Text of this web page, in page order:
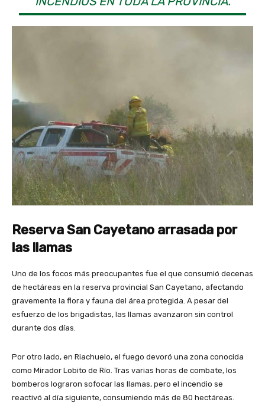
Reserva San Cayetano arrasada por
las llamas
Uno de los focos más preocupantes fue el que consumió decenas
de hectáreas en la reserva provincial San Cayetano, afectando
gravemente la flora y fauna del área protegida. A pesar del
esfuerzo de los brigadistas, las llamas avanzaron sin control
durante dos días.
Por otro lado, en Riachuelo, el fuego devoró una zona conocida
como Mirador Lobito de Río. Tras varias horas de combate, los
bomberos lograron sofocar las llamas, pero el incendio se
reactivó al día siguiente, consumiendo más de 80 hectáreas.